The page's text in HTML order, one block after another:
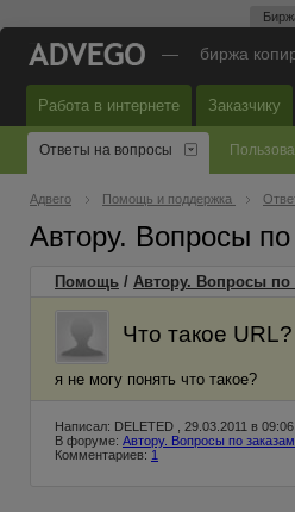
— биржа
Работа в интернете Заказчику
Ответы на вопросы
Адвего Помощь и поддержка
Автору. Вопросы
Помощь / Автору. Вопросы по
Что такое URL?
я не могу понять что такое?
Написал: DELETED , 29.03.2011 в 09:06
В форуме: Автору. Вопросы по заказам
Комментариев: 1